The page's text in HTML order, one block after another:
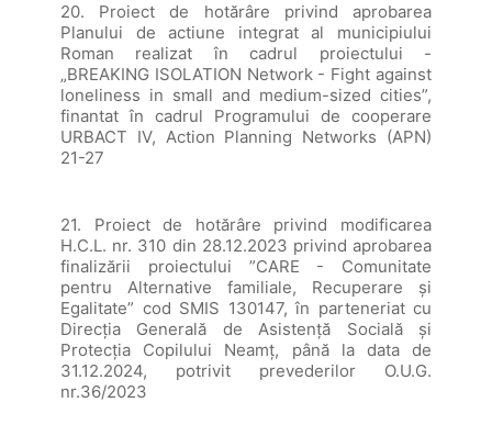
20. Proiect de hotărâre privind aprobarea
Planului de actiune integrat al municipiului
Roman realizat în cadrul proiectului -
„BREAKING ISOLATION Network - Fight against
loneliness in small and medium-sized cities”,
finantat în cadrul Programului de cooperare
URBACT IV, Action Planning Networks (APN)
21-27
21. Proiect de hotărâre privind modificarea
H.C.L. nr. 310 din 28.12.2023 privind aprobarea
finalizării proiectului ”CARE - Comunitate
pentru Alternative familiale, Recuperare și
Egalitate” cod SMIS 130147, în parteneriat cu
Direcția Generală de Asistență Socială și
Protecția Copilului Neamț, până la data de
31.12.2024, potrivit prevederilor O.U.G.
nr.36/2023